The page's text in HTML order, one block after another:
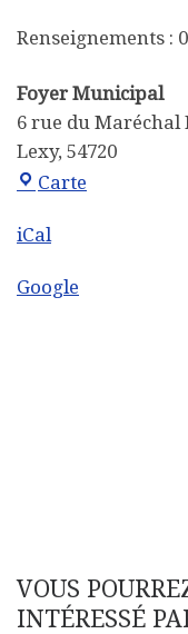
Renseignements :
Foyer Municipal
6 rue du Maréchal
Lexy, 54720
Carte
iCal
Google
VOUS
INTÉRESSÉ